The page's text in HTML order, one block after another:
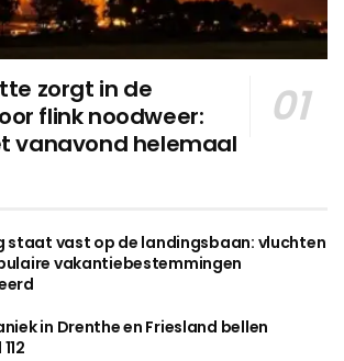
zorgt in de
flink noodweer:
vanavond helemaal
staat vast op de landingsbaan: vluchten
vakantiebestemmingen
in Drenthe en Friesland bellen